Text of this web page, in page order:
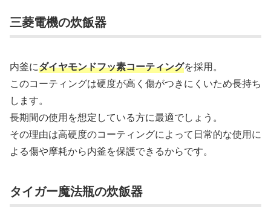
三菱電機の炊飯器
内釜にダイヤモンドフッ素コーティングを採用。
このコーティングは硬度が高く傷がつきにくいため長持ち
します。
長期間の使用を想定している方に最適でしょう。
その理由は高硬度のコーティングによって日常的な使用に
よる傷や摩耗から内釜を保護できるからです。
タイガー魔法瓶の炊飯器